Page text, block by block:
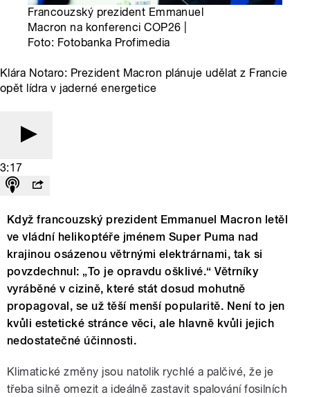
Francouzský prezident Emmanuel
Macron na konferenci COP26 |
Foto: Fotobanka Profimedia
Klára Notaro: Prezident Macron plánuje udělat z Francie
opět lídra v jaderné energetice
3:17
Když francouzský prezident Emmanuel Macron letěl
ve vládní helikoptéře jménem Super Puma nad
krajinou osázenou větrnými elektrárnami, tak si
povzdechnul: „To je opravdu ošklivé.“ Větrníky
vyráběné v cizině, které stát dosud mohutně
propagoval, se už těší menší popularitě. Není to jen
kvůli estetické stránce věci, ale hlavně kvůli jejich
nedostatečné účinnosti.
Klimatické změny jsou natolik rychlé a palčivé, že je
třeba silně omezit a ideálně zastavit spalování fosilních